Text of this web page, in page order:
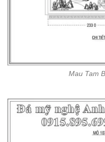
Mau Tam